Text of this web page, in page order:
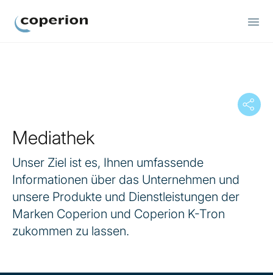
Mediathek
Unser Ziel ist es, Ihnen umfassende
Informationen über das Unternehmen und
unsere Produkte und Dienstleistungen der
Marken Coperion und Coperion K-Tron
zukommen zu lassen.